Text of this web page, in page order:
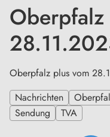
Oberpfalz plus vom
Nachrichten
Sendung
TVA